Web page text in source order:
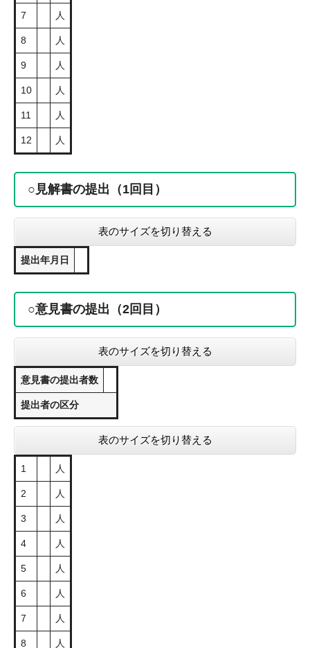
7 人
8 人
9 人
10 人
11 人
12 人
○見解書の提出（1回目）
表のサイズを切り替える
提出年月日
○意見書の提出（2回目）
表のサイズを切り替える
意見書の提出者数
提出者の区分
表のサイズを切り替える
1 人
2 人
3 人
4 人
5 人
6 人
7 人
8 人